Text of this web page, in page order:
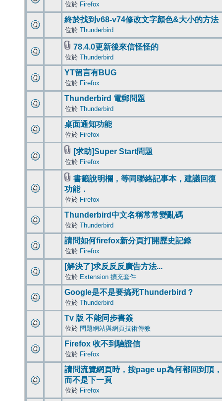
位於 Firefox
終於找到v68-v74修改文字顏色&大小的方法
位於 Thunderbird
78.4.0更新後來信怪怪的
位於 Thunderbird
YT留言有BUG
位於 Firefox
Thunderbird 電郵問題
位於 Thunderbird
桌面通知功能
位於 Firefox
[求助]Super Start問題
位於 Firefox
書籤說明欄，等同聯絡記事本，建議回復
功能．
位於 Firefox
Thunderbird中文名稱常常變亂碼
位於 Thunderbird
請問如何firefox新分頁打開歷史記錄
位於 Firefox
[解決了]求反反反廣告方法...
位於 Extension 擴充套件
Google是不是要搞死Thunderbird？
位於 Thunderbird
Tv 版 不能同步書簽
位於 問題網站與網頁技術傳教
Firefox 收不到驗證信
位於 Firefox
請問流覽網頁時，按page up為何都回到頂，
而不是下一頁
位於 Firefox